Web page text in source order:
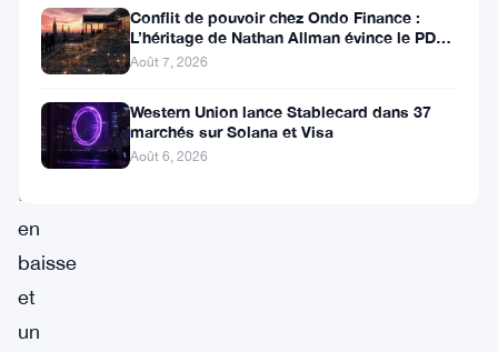
dernières
semaines.
des
indicateurs
techniques
en
baisse
et
un
Conflit de pouvoir chez Ondo Finance :
L’héritage de Nathan Allman évince le PDG
Ian De Bode le 24 juillet
Août 7, 2026
Western Union lance Stablecard dans 37
marchés sur Solana et Visa
Août 6, 2026